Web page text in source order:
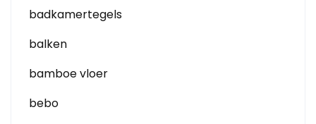
badkamertegels
balken
bamboe vloer
bebo